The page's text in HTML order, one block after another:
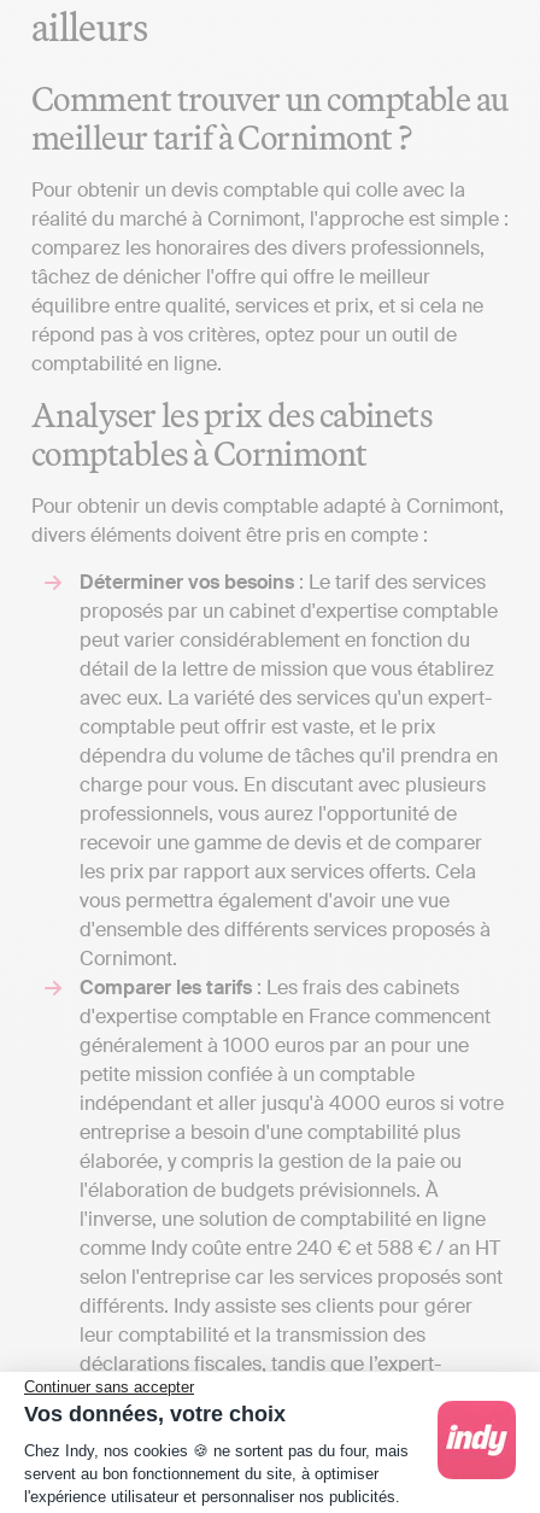
Continuer sans accepter
Vos données, votre choix
Plateforme de Gestion du Consentement :
Chez Indy, nos cookies 🍪 ne sortent pas du four, mais
servent au bon fonctionnement du site, à optimiser
l'expérience utilisateur et personnaliser nos publicités.
ailleurs
Comment trouver un comptable au
meilleur tarif à Cornimont ?
Pour obtenir un devis comptable qui colle avec la
réalité du marché à Cornimont, l'approche est simple :
comparez les honoraires des divers professionnels,
tâchez de dénicher l'offre qui offre le meilleur
équilibre entre qualité, services et prix, et si cela ne
répond pas à vos critères, optez pour un outil de
comptabilité en ligne.
Analyser les prix des cabinets
comptables à Cornimont
Pour obtenir un devis comptable adapté à Cornimont,
divers éléments doivent être pris en compte :
Déterminer vos besoins : Le tarif des services
proposés par un cabinet d'expertise comptable
peut varier considérablement en fonction du
détail de la lettre de mission que vous établirez
avec eux. La variété des services qu'un expert-
comptable peut offrir est vaste, et le prix
dépendra du volume de tâches qu'il prendra en
charge pour vous. En discutant avec plusieurs
professionnels, vous aurez l'opportunité de
recevoir une gamme de devis et de comparer
les prix par rapport aux services offerts. Cela
vous permettra également d'avoir une vue
d'ensemble des différents services proposés à
Cornimont.
Comparer les tarifs : Les frais des cabinets
d'expertise comptable en France commencent
généralement à 1000 euros par an pour une
petite mission confiée à un comptable
indépendant et aller jusqu'à 4000 euros si votre
entreprise a besoin d'une comptabilité plus
élaborée, y compris la gestion de la paie ou
l'élaboration de budgets prévisionnels. À
l'inverse, une solution de comptabilité en ligne
comme Indy coûte entre 240 € et 588 € / an HT
selon l'entreprise car les services proposés sont
différents. Indy assiste ses clients pour gérer
leur comptabilité et la transmission des
déclarations fiscales, tandis que l’expert-
comptable réalise toutes ces actions à la place
de son client.
La localisation du cabinet: Si vous préférez
avoir des rencontres en personne avec votre